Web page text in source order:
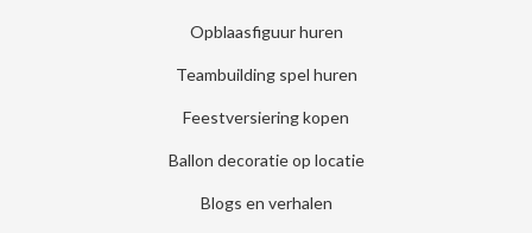
Opblaasfiguur huren
Teambuilding spel huren
Feestversiering kopen
Ballon decoratie op locatie
Blogs en verhalen